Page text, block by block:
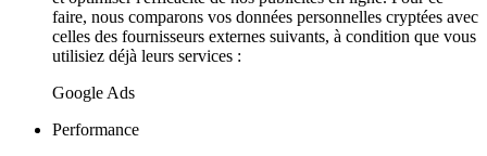
faire, nous comparons vos données personnelles cryptées avec
celles des fournisseurs externes suivants, à condition que vous
utilisiez déjà leurs services :
Google Ads
Performance